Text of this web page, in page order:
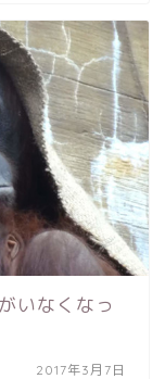
いなくなっ
2017年3月7日